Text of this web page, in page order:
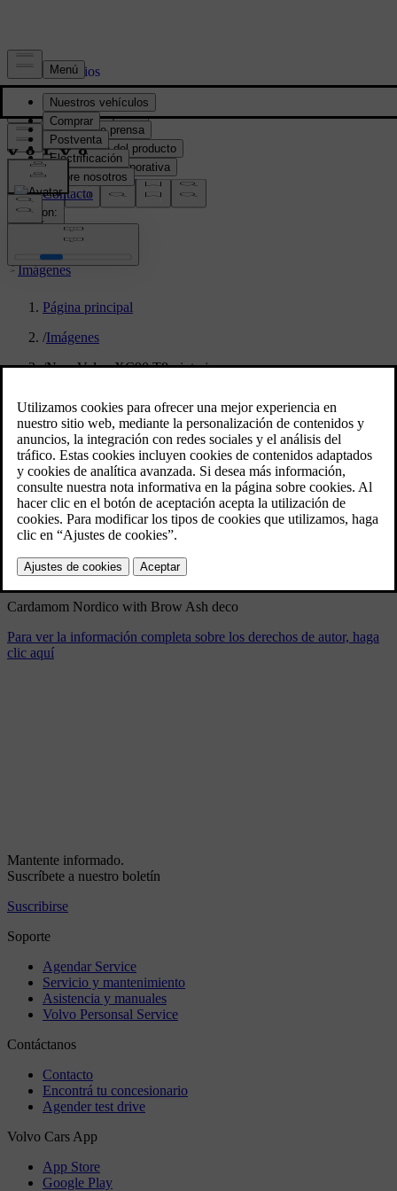
Prensa y Medios
Material de prensa
Información del producto
Información corporativa
Contacto de medios
location:
PY
Imágenes
Página principal
/Imágenes
/New Volvo XC90 T8 - interior
New Volvo XC90 T8 - interior
11/26/2024
Marcador
Compartir
Descargar
Cardamom Nordico with Brow Ash deco
Para ver la información completa sobre los derechos de autor, haga
clic aquí